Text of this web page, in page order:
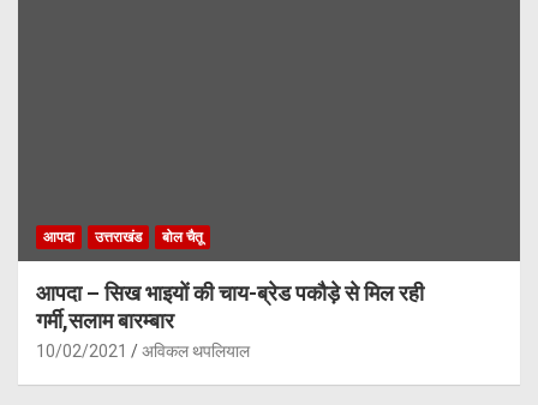
आपदा उत्तराखंड बोल चैतू
आपदा – सिख भाइयों की चाय-ब्रेड पकौड़े से मिल रही
गर्मी,सलाम बारम्बार
10/02/2021 अविकल थपलियाल